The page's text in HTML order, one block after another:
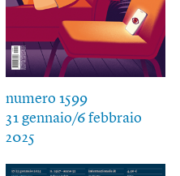
numero 1599
31 gennaio/6 febbraio
2025